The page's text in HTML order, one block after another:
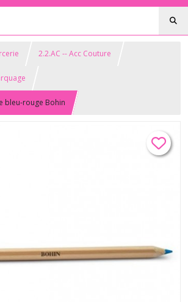
2.2.AC -- Acc Couture
bleu-rouge Bohin